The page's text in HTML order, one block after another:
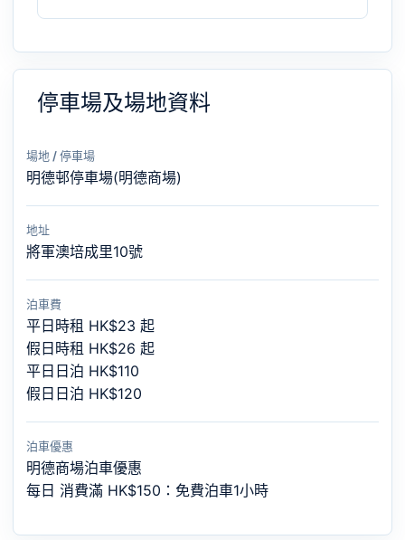
停車場及場地資料
場地 / 停車場
明德邨停車場(明德商場)
地址
將軍澳培成里10號
泊車費
平日時租 HK$23 起
假日時租 HK$26 起
平日日泊 HK$110
假日日泊 HK$120
泊車優惠
明德商場泊車優惠
每日 消費滿 HK$150：免費泊車1小時